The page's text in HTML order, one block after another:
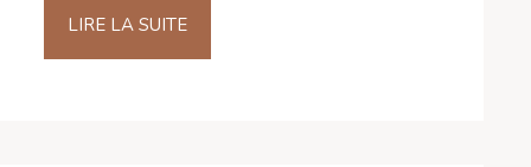
LIRE LA SUITE